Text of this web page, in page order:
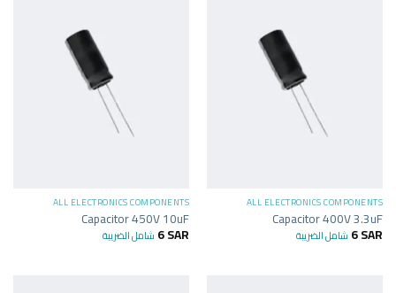
ALL ELECTRONICS COMPONENTS
Capacitor 400V 3.3uF
6SAR شامل الضريبة
ALL ELECTRONICS COMPONENTS
Capacitor 450V 10uF
6SAR شامل الضريبة